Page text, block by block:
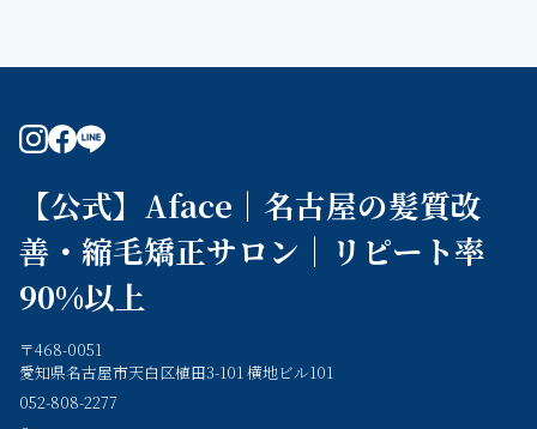
【公式】Aface｜名古屋の髪質改
善・縮毛矯正サロン｜リピート率
90%以上
〒468-0051
愛知県名古屋市天白区植田3-101 横地ビル101
052-808-2277